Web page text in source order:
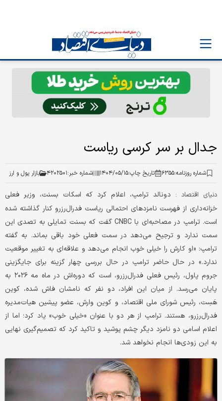
جدال بر سر کرسی ریاست
شماره روزنامه:۶۳۵۵ تاریخ چاپ:۱۴۰۴/۰۵/۱۵ شماره خبر:۴۲۰۲۵۰۱ بازار پول و ارز
دنیای اقتصاد : دونالد ترامپ، اعلام کرد که اسکات بسنت، وزیر فعلی
خزانه‌داری از فهرست نامزدهای احتمالی ریاست فدرال‌رزرو کنار گذاشته شده
است. ترامپ در مصاحبه‌ای با CNBC گفت که بسنت تمایلی به تصدی این
سمت ندارد و ترجیح می‌دهد در سمت فعلی خود باقی بماند. به گفته
ترامپ: «او کارش را خیلی خوب انجام می‌دهد و علاقه‌ای به تغییر موقعیت
ندارد.» در حال حاضر ترامپ در حال بررسی چهار گزینه برای جایگزینی
جروم پاول، رئیس فعلی فدرال‌رزرو، است که دوره‌اش در ماه مه ۲۰۲۶ به
پایان می‌رسد. از میان این افراد، دو نفر که نامشان فاش شده، کوین
هَسِت، رئیس شورای ملی اقتصاد، و کوین وارش، عضو پیشین هیات‌مدیره
فدرال‌رزرو، هستند. ترامپ از هر دو با عنوان «خیلی خوب» یاد کرد؛ اما از
اعلام اسامی دو نامزد دیگر چشم پوشید و تاکید کرد که تصمیم‌گیری نهایی
به این زودی‌ها انجام نخواهد شد.